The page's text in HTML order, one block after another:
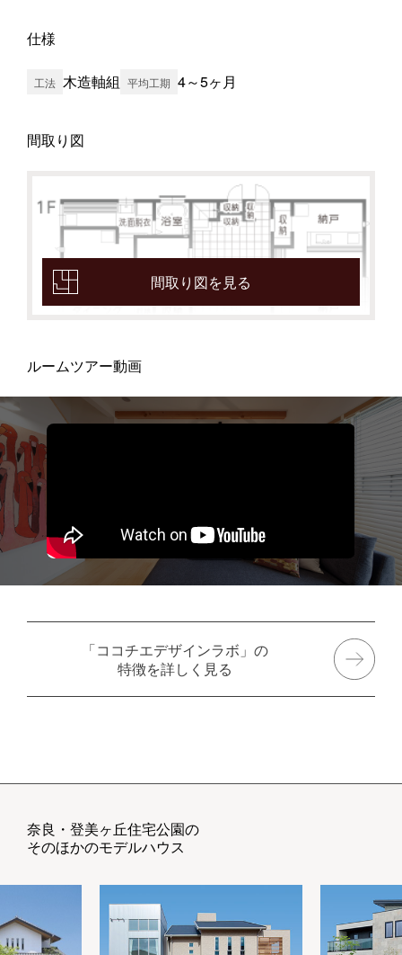
仕様
工法 木造軸組 平均工期 4～5ヶ月
間取り図
間取り図を見る
ルームツアー動画
「ココチエデザインラボ」の
特徴を詳しく見る
奈良・登美ヶ丘住宅公園の
そのほかのモデルハウス